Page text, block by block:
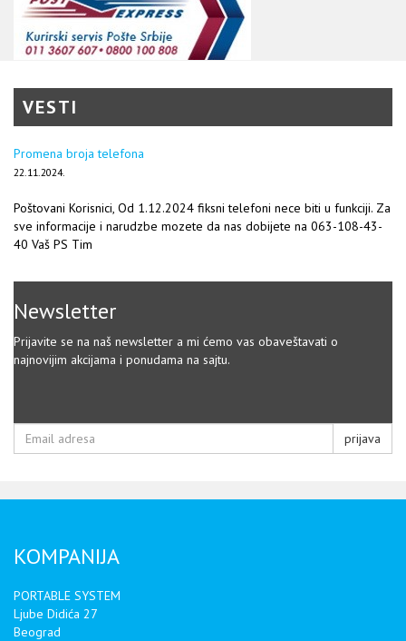
VESTI
Promena broja telefona
22.11.2024.
Poštovani Korisnici, Od 1.12.2024 fiksni telefoni nece biti u funkciji. Za
sve informacije i narudzbe mozete da nas dobijete na 063-108-43-
40 Vaš PS Tim
Newsletter
Prijavite se na naš newsletter a mi ćemo vas obaveštavati o
najnovijim akcijama i ponudama na sajtu.
prijava
KOMPANIJA
PORTABLE SYSTEM
Ljube Didića 27
Beograd